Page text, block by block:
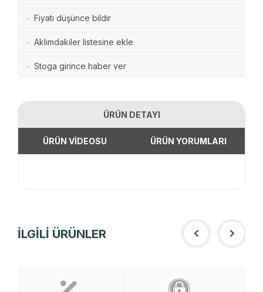
· Fiyatı düşünce bildir
· Aklımdakiler listesine ekle
· Stoga girince haber ver
ÜRÜN DETAYI
ÜRÜN VİDEOSU ÜRÜN YORUMLARI
İLGİLİ ÜRÜNLER